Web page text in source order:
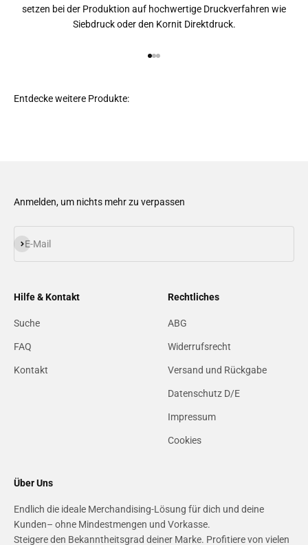
setzen bei der Produktion auf hochwertige Druckverfahren wie
Siebdruck oder den Kornit Direktdruck.
Anmelden, um nichts mehr zu verpassen
E-Mail
Abonnieren
Hilfe & Kontakt
Suche
FAQ
Kontakt
Rechtliches
ABG
Widerrufsrecht
Versand und Rückgabe
Datenschutz D/E
Impressum
Cookies
Über Uns
Endlich die ideale Merchandising-Lösung für dich und deine
Kunden– ohne Mindestmengen und Vorkasse.
Steigere den Bekanntheitsgrad deiner Marke. Profitiere von vielen